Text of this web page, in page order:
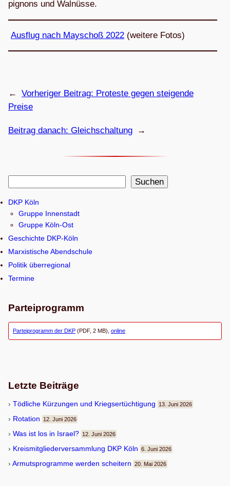
pi­gnons und Walnüsse.
Aus­flug nach May­schoß 2022 (wei­tere Fotos)
← Vorheriger Beitrag: Pro­teste gegen stei­gende
Preise
Beitrag danach: Gleich­schal­tung →
c
h
e
n
Suchen
DKP Köln
Gruppe Innenstadt
Gruppe Köln-Ost
Geschichte DKP-Köln
Marxistische Abendschule
Politik überregional
Termine
Parteiprogramm
Parteiprogramm der DKP (PDF, 2 MB), online
Letzte Beiträge
Töd­li­che Kür­zun­gen und Kriegsertüchtigung 13. Juni 2026
Rota­tion 12. Juni 2026
Was ist los in Israel? 12. Juni 2026
Kreis­mit­glie­der­ver­samm­lung DKP Köln 6. Juni 2026
Armuts­pro­gramme wer­den scheitern 20. Mai 2026